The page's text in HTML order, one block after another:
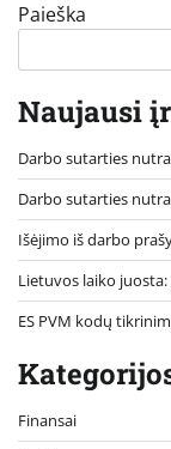
Paieška
Naujausi
Darbo sutarties
Darbo sutarties
Išėjimo iš darbo
Lietuvos laiko
ES PVM kodų
Finansai